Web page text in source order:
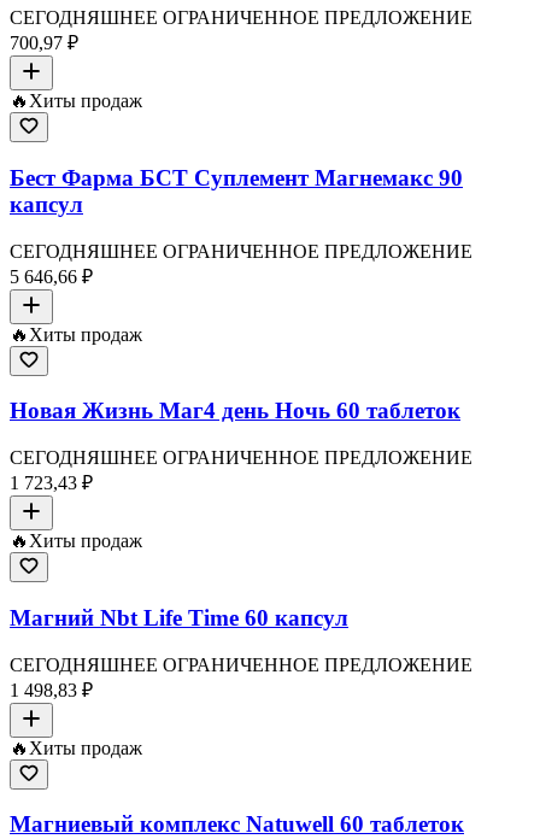
СЕГОДНЯШНЕЕ ОГРАНИЧЕННОЕ ПРЕДЛОЖЕНИЕ
700,97 ₽
🔥 Хиты продаж
Бест Фарма БСТ Суплемент Магнемакс 90
капсул
СЕГОДНЯШНЕЕ ОГРАНИЧЕННОЕ ПРЕДЛОЖЕНИЕ
5 646,66 ₽
🔥 Хиты продаж
Новая Жизнь Маг4 день Ночь 60 таблеток
СЕГОДНЯШНЕЕ ОГРАНИЧЕННОЕ ПРЕДЛОЖЕНИЕ
1 723,43 ₽
🔥 Хиты продаж
Магний Nbt Life Time 60 капсул
СЕГОДНЯШНЕЕ ОГРАНИЧЕННОЕ ПРЕДЛОЖЕНИЕ
1 498,83 ₽
🔥 Хиты продаж
Магниевый комплекс Natuwell 60 таблеток